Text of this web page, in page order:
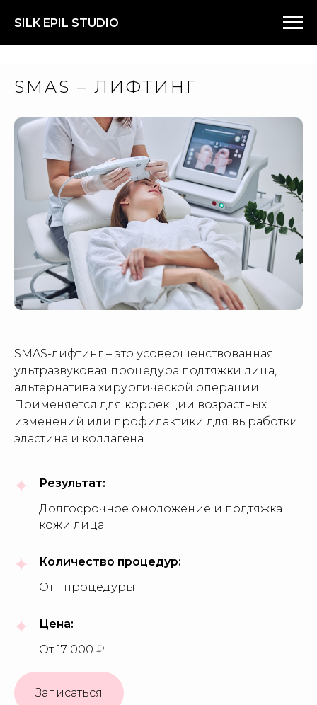
SILK EPIL STUDIO
SMAS – ЛИФТИНГ
SMAS-лифтинг – это усовершенствованная
ультразвуковая процедура подтяжки лица,
альтернатива хирургической операции.
Применяется для коррекции возрастных
изменений или профилактики для выработки
эластина и коллагена.
Результат:
Долгосрочное омоложение и подтяжка
кожи лица
Количество процедур:
От 1 процедуры
Цена:
От 17 000 ₽
Записаться